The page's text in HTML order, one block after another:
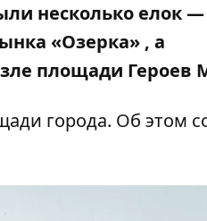
несколько елок —
«Озерка» , а
площади Героев
города. Об этом